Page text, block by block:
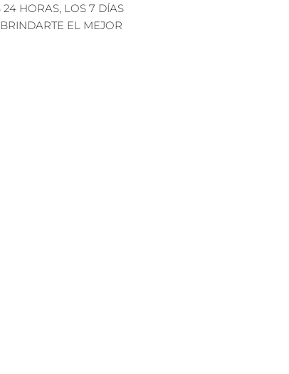
HORAS, LOS 7 DÍAS
EL MEJOR